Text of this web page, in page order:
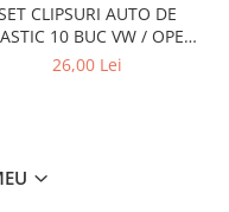
CLIPSURI AUTO DE
10 BUC VW / OPEL
N0385501 Audi, VW, Seat
26,00 Lei